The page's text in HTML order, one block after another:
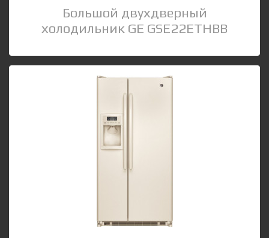
Большой двухдверный
холодильник GE GSE22ETHBB